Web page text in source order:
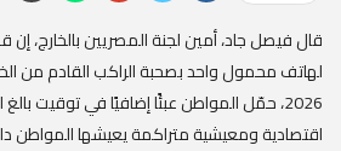
قال فيصل جاد، أمين لجنة المصريين بالخارج،
2026، حمّل المواطن عبئًا إضافيًا في توقيت
اقتصادية ومعيشية متراكمة يعيشها المواطن